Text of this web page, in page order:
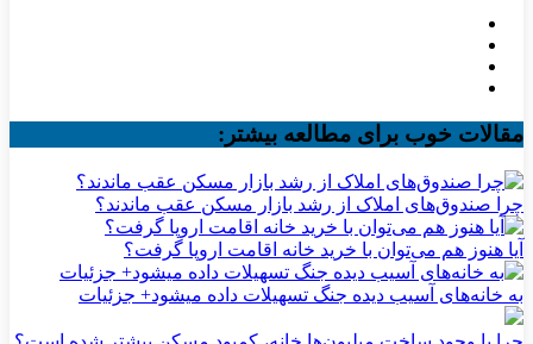
مقالات خوب برای مطالعه بیشتر:
چرا صندوق‌های املاک از رشد بازار مسکن عقب ماندند؟
آیا هنوز هم می‌توان با خرید خانه اقامت اروپا گرفت؟
به خانه‌های آسیب دیده جنگ تسهیلات داده میشود+ جزئیات